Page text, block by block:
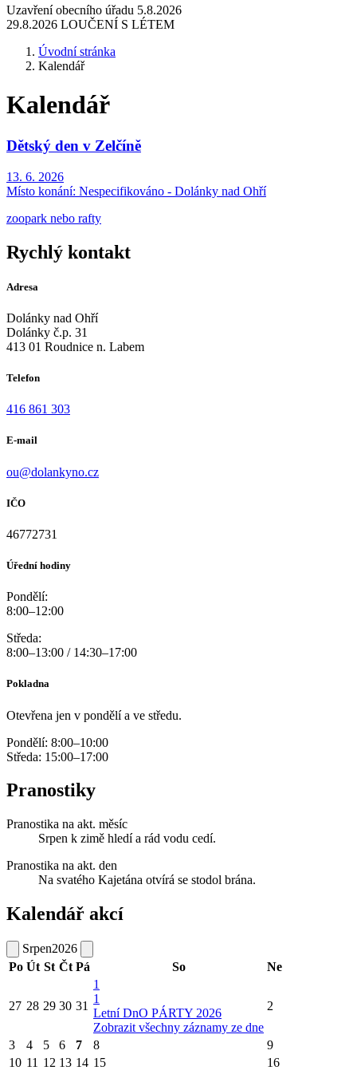
Uzavření obecního úřadu 5.8.2026
29.8.2026 LOUČENÍ S LÉTEM
Úvodní stránka
Kalendář
Kalendář
Dětský den v Zelčíně
13. 6. 2026
Místo konání: Nespecifikováno - Dolánky nad Ohří
zoopark nebo rafty
Rychlý kontakt
Adresa
Dolánky nad Ohří
Dolánky č.p. 31
413 01 Roudnice n. Labem
Telefon
416 861 303
E-mail
ou@dolankyno.cz
IČO
46772731
Úřední hodiny
Pondělí:
8:00–12:00
Středa:
8:00–13:00 / 14:30–17:00
Pokladna
Otevřena jen v pondělí a ve středu.
Pondělí: 8:00–10:00
Středa: 15:00–17:00
Pranostiky
Pranostika na akt. měsíc
Srpen k zimě hledí a rád vodu cedí.
Pranostika na akt. den
Na svatého Kajetána otvírá se stodol brána.
Kalendář akcí
Srpen2026
Po Út St Čt Pá So Ne
27 28 29 30 31
1
1
Letní DnO PÁRTY 2026
Zobrazit všechny záznamy ze dne
2
3 4 5 6 7 8
9
10 11 12 13 14 15
16